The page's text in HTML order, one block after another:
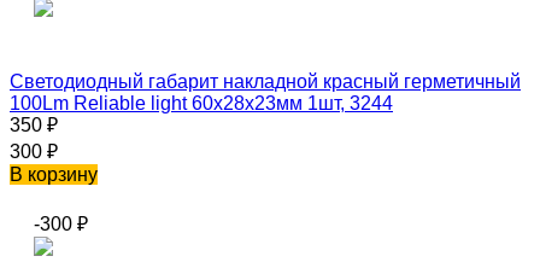
Светодиодный габарит накладной красный герметичный
100Lm Reliable light 60х28х23мм 1шт, 3244
350 ₽
300 ₽
В корзину
-300 ₽